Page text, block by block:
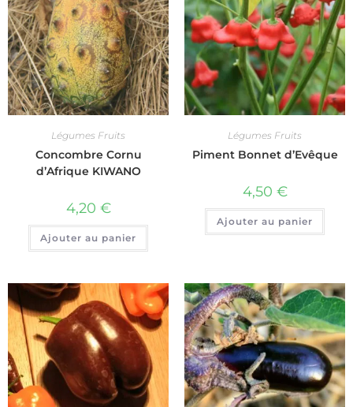
Légumes Fruits
Concombre Cornu
d’Afrique KIWANO
4,20 €
Ajouter au panier
Légumes Fruits
Piment Bonnet d’Evêque
4,50 €
Ajouter au panier